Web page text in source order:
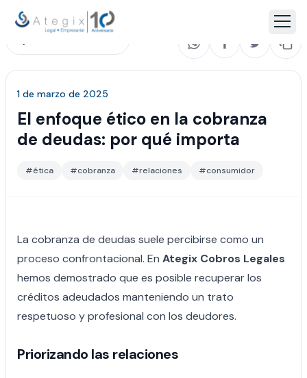
1 de marzo de 2025
El enfoque ético en la cobranza
de deudas: por qué importa
#ética #cobranza #relaciones #consumidor
La cobranza de deudas suele percibirse como un
proceso confrontacional. En Ategix Cobros Legales
hemos demostrado que es posible recuperar los
créditos adeudados manteniendo un trato
respetuoso y profesional con los deudores.
Priorizando las relaciones